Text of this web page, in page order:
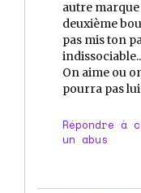
autre marque
deuxième
pas mis ton
On aime ou
pourra pas
Répondre à
un abus